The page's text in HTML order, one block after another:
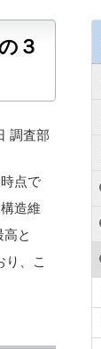
３
調査部
点で
造維
と
り、こ